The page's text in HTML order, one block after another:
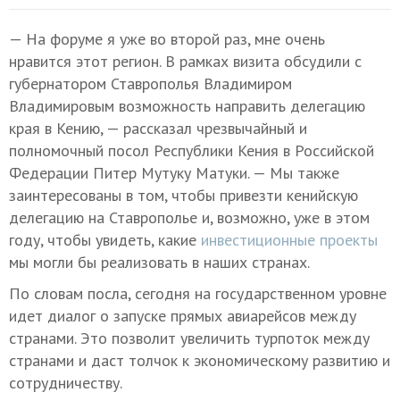
— На форуме я уже во второй раз, мне очень
нравится этот регион. В рамках визита обсудили с
губернатором Ставрополья Владимиром
Владимировым возможность направить делегацию
края в Кению, — рассказал чрезвычайный и
полномочный посол Республики Кения в Российской
Федерации Питер Мутуку Матуки. — Мы также
заинтересованы в том, чтобы привезти кенийскую
делегацию на Ставрополье и, возможно, уже в этом
году, чтобы увидеть, какие инвестиционные проекты
мы могли бы реализовать в наших странах.
По словам посла, сегодня на государственном уровне
идет диалог о запуске прямых авиарейсов между
странами. Это позволит увеличить турпоток между
странами и даст толчок к экономическому развитию и
сотрудничеству.